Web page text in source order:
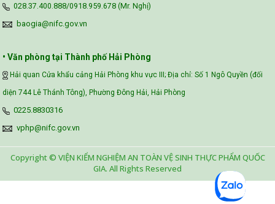
028.37.400.888/0918.959.678 (Mr. Nghị)
baogia@nifc.gov.vn
• Văn phòng tại Thành phố Hải Phòng
Hải quan Cửa khẩu cảng Hải Phòng khu vực III; Địa chỉ: Số 1 Ngô Quyền (đối
diện 744 Lê Thánh Tông), Phường Đông Hải, Hải Phòng
0225.8830316
vphp@nifc.gov.vn
Copyright © VIỆN KIỂM NGHIỆM AN TOÀN VỆ SINH THỰC PHẨM QUỐC
GIA. All Rights Reserved